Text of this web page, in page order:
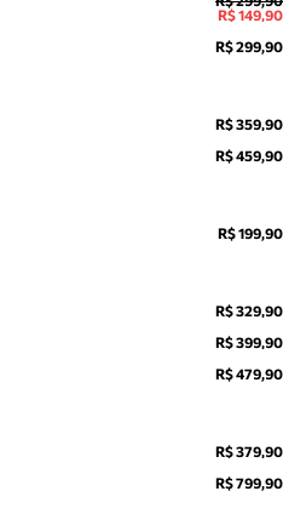
R$ 149,90
R$ 299,90
R$ 359,90
R$ 459,90
R$ 199,90
R$ 329,90
R$ 399,90
R$ 479,90
R$ 379,90
R$ 799,90